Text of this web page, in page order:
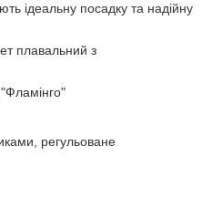
ідеальну посадку та надійну
плавальний з
регульоване